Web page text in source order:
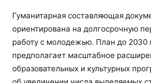
Гуманитарная составляющая
ориентирована на долгосрочную
работу с молодежью. План до 2030
предполагает масштабное
образовательных и культурных